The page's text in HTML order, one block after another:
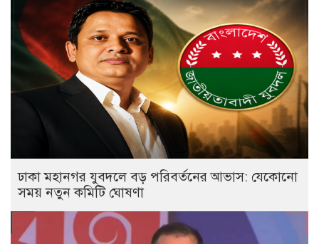
ঢাকা মহানগর যুবদলে বড় পরিবর্তনের আভাস: যেকোনো
সময় নতুন কমিটি ঘোষণা